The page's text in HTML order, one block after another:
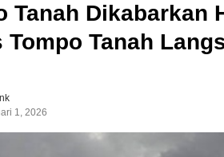
Tanah Dikabarkan
Tompo Tanah
1, 2026